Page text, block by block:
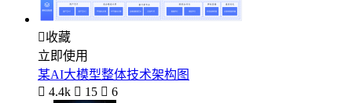
收藏
立即使用
某AI大模型整体技术架构图
 4.4k  15  6